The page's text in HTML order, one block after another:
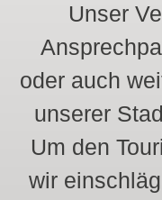
Unser
oder auch
unserer
Um den
wir